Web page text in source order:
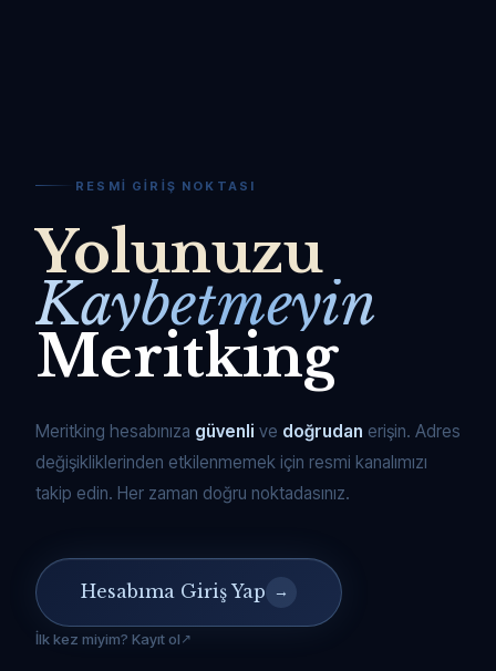
RESMI GIRIŞ NOKTASI
Yolunuzu
Kaybetmeyin
Meritking
Meritking hesabınıza güvenli ve doğrudan erişin. Adres
değişikliklerinden etkilenmemek için resmi kanalımızı
takip edin. Her zaman doğru noktadasınız.
Hesabıma Giriş Yap →
İlk kez miyim? Kayıt ol